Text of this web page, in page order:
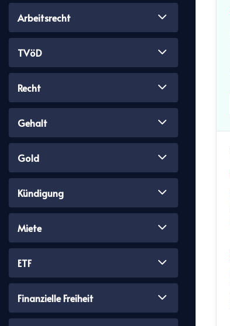
Arbeitsrecht
TVöD
Recht
Gehalt
Gold
Kündigung
Miete
ETF
Finanzielle Freiheit